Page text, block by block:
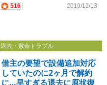
516 2019/12/13
退去・敷金トラブル
借主の要望で設備追加対応
していたのに2ヶ月で解約
に…早すぎる退去に原状復